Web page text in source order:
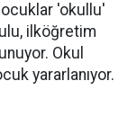
'okullu'
ilköğretim
Okul
yararlanıyor.